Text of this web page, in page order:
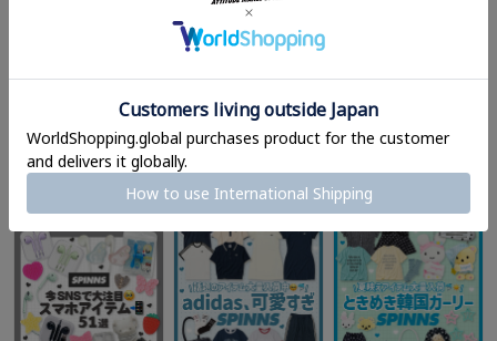
靴下・レッグア
ブランドアパレ
Instagram
SNSで話題のコンテンツ